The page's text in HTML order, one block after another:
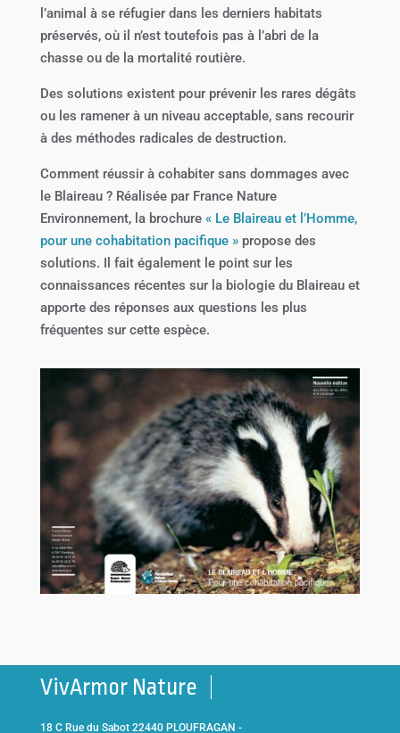
l’animal à se réfugier dans les derniers habitats
préservés, où il n’est toutefois pas à l’abri de la
chasse ou de la mortalité routière.
Des solutions existent pour prévenir les rares dégâts
ou les ramener à un niveau acceptable, sans recourir
à des méthodes radicales de destruction.
Comment réussir à cohabiter sans dommages avec
le Blaireau ? Réalisée par France Nature
Environnement, la brochure « Le Blaireau et l’Homme,
pour une cohabitation pacifique »propose des
solutions. Il fait également le point sur les
connaissances récentes sur la biologie du Blaireau et
apporte des réponses aux questions les plus
fréquentes sur cette espèce.
VivArmor Nature
18 C Rue du Sabot 22440 PLOUFRAGAN -